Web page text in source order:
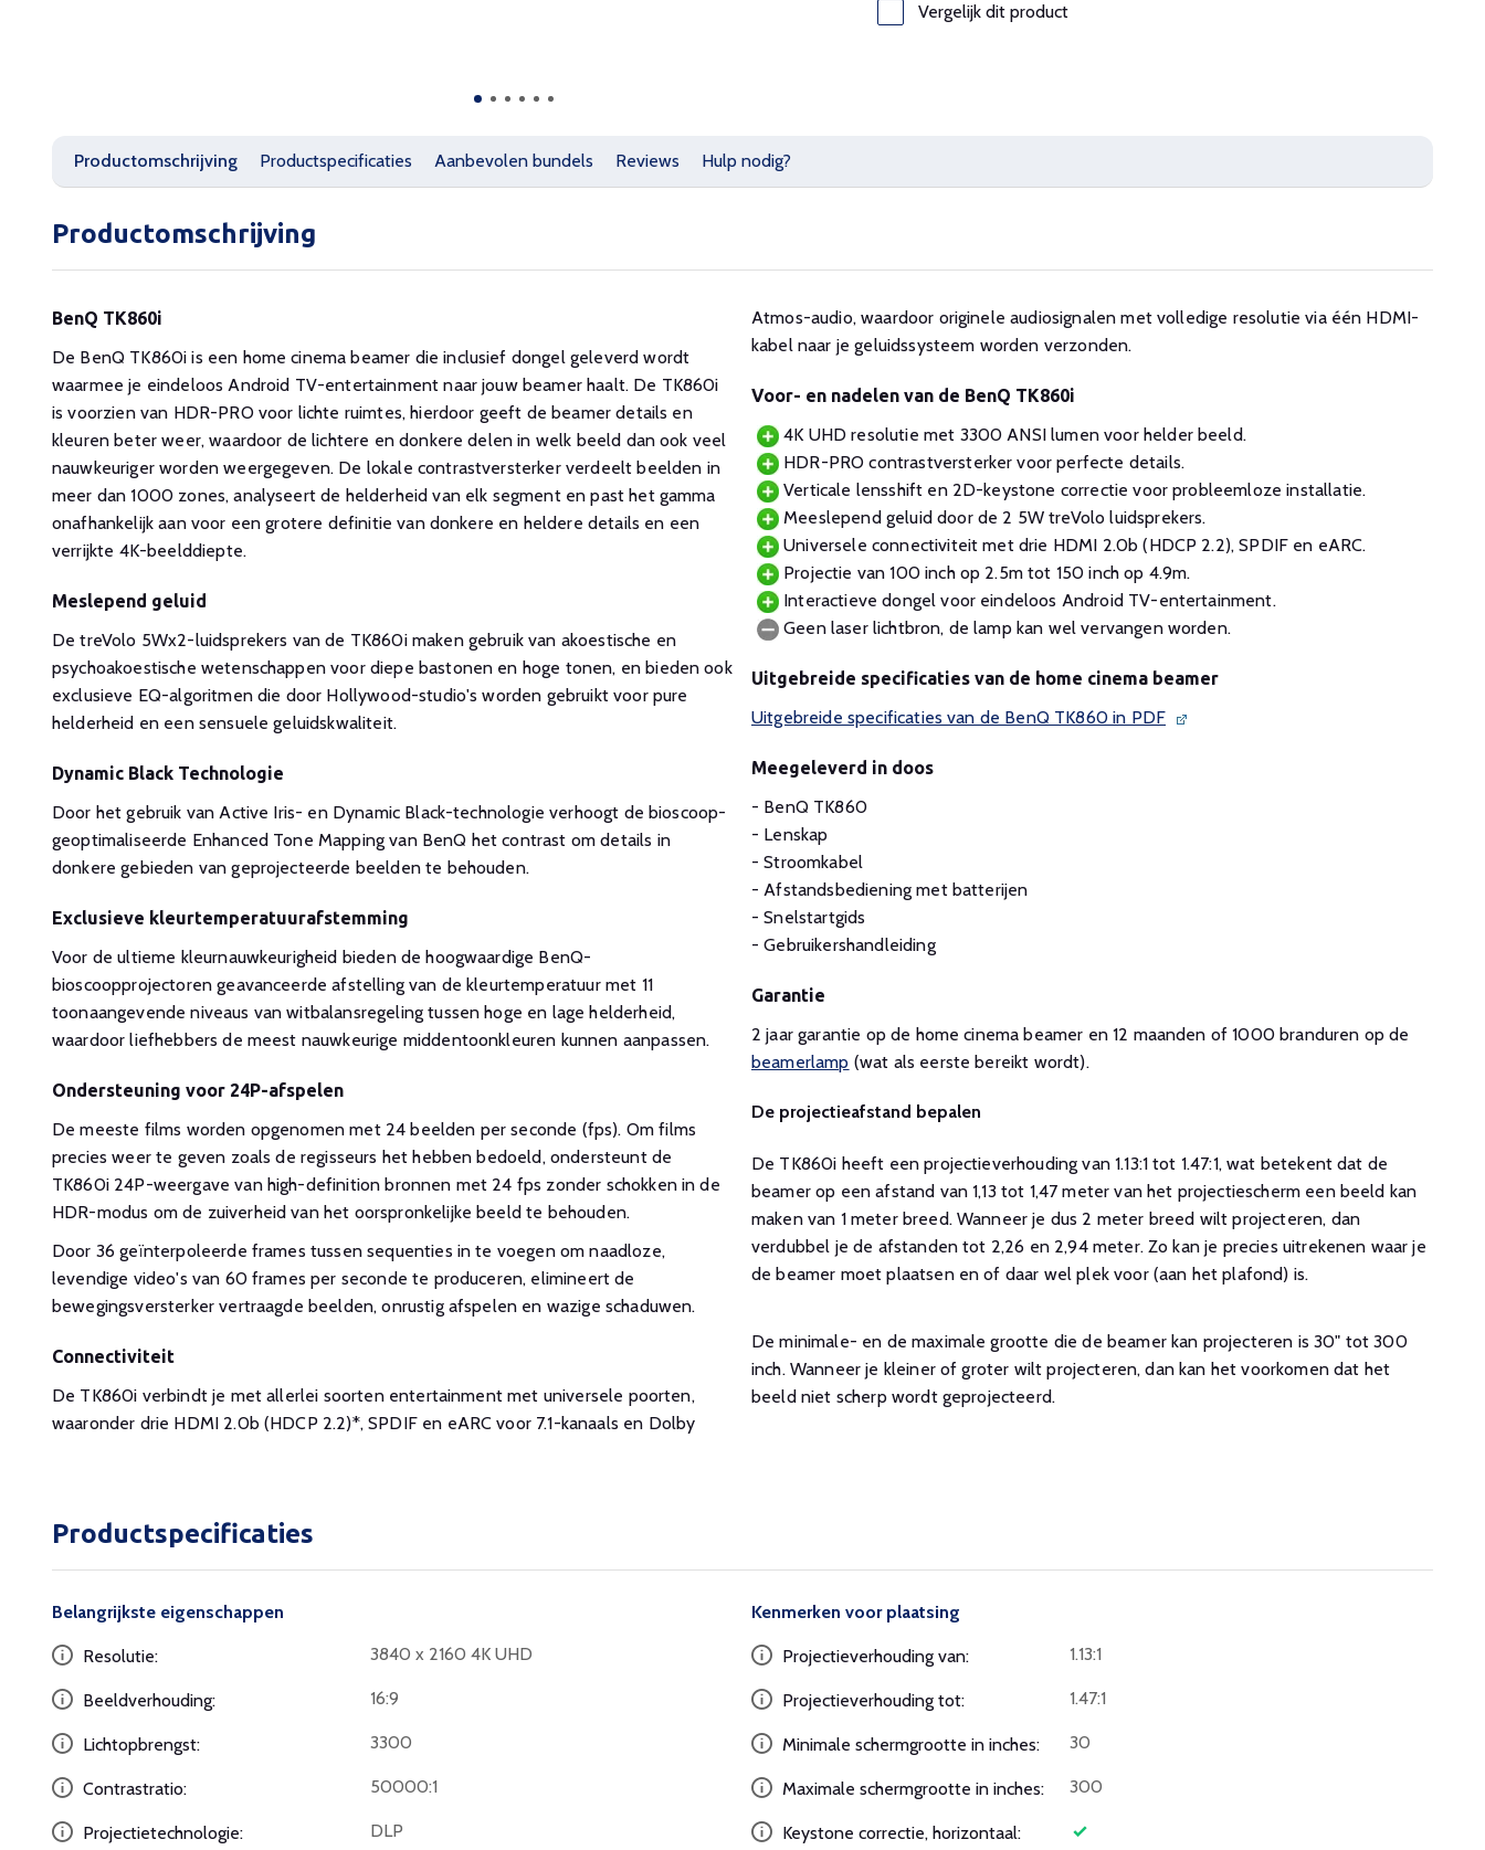
Vergelijk dit product
Productomschrijving Productspecificaties Aanbevolen bundels Reviews Hulp nodig?
Productomschrijving
BenQ TK860i
De BenQ TK860i is een home cinema beamer die inclusief dongel geleverd wordt
waarmee je eindeloos Android TV-entertainment naar jouw beamer haalt. De TK860i
is voorzien van HDR-PRO voor lichte ruimtes, hierdoor geeft de beamer details en
kleuren beter weer, waardoor de lichtere en donkere delen in welk beeld dan ook veel
nauwkeuriger worden weergegeven. De lokale contrastversterker verdeelt beelden in
meer dan 1000 zones, analyseert de helderheid van elk segment en past het gamma
onafhankelijk aan voor een grotere definitie van donkere en heldere details en een
verrijkte 4K-beelddiepte.
Meslepend geluid
De treVolo 5Wx2-luidsprekers van de TK860i maken gebruik van akoestische en
psychoakoestische wetenschappen voor diepe bastonen en hoge tonen, en bieden ook
exclusieve EQ-algoritmen die door Hollywood-studio's worden gebruikt voor pure
helderheid en een sensuele geluidskwaliteit.
Dynamic Black Technologie
Door het gebruik van Active Iris- en Dynamic Black-technologie verhoogt de bioscoop-
geoptimaliseerde Enhanced Tone Mapping van BenQ het contrast om details in
donkere gebieden van geprojecteerde beelden te behouden.
Exclusieve kleurtemperatuurafstemming
Voor de ultieme kleurnauwkeurigheid bieden de hoogwaardige BenQ-
bioscoopprojectoren geavanceerde afstelling van de kleurtemperatuur met 11
toonaangevende niveaus van witbalansregeling tussen hoge en lage helderheid,
waardoor liefhebbers de meest nauwkeurige middentoonkleuren kunnen aanpassen.
Ondersteuning voor 24P-afspelen
De meeste films worden opgenomen met 24 beelden per seconde (fps). Om films
precies weer te geven zoals de regisseurs het hebben bedoeld, ondersteunt de
TK860i 24P-weergave van high-definition bronnen met 24 fps zonder schokken in de
HDR-modus om de zuiverheid van het oorspronkelijke beeld te behouden.
Door 36 geïnterpoleerde frames tussen sequenties in te voegen om naadloze,
levendige video's van 60 frames per seconde te produceren, elimineert de
bewegingsversterker vertraagde beelden, onrustig afspelen en wazige schaduwen.
Connectiviteit
De TK860i verbindt je met allerlei soorten entertainment met universele poorten,
waaronder drie HDMI 2.0b (HDCP 2.2)*, SPDIF en eARC voor 7.1-kanaals en Dolby
Atmos-audio, waardoor originele audiosignalen met volledige resolutie via één HDMI-
kabel naar je geluidssysteem worden verzonden.
Voor- en nadelen van de BenQ TK860i
4K UHD resolutie met 3300 ANSI lumen voor helder beeld.
HDR-PRO contrastversterker voor perfecte details.
Verticale lensshift en 2D-keystone correctie voor probleemloze installatie.
Meeslepend geluid door de 2 5W treVolo luidsprekers.
Universele connectiviteit met drie HDMI 2.0b (HDCP 2.2), SPDIF en eARC.
Projectie van 100 inch op 2.5m tot 150 inch op 4.9m.
Interactieve dongel voor eindeloos Android TV-entertainment.
Geen laser lichtbron, de lamp kan wel vervangen worden.
Uitgebreide specificaties van de home cinema beamer
Uitgebreide specificaties van de BenQ TK860 in PDF
Meegeleverd in doos
- BenQ TK860
- Lenskap
- Stroomkabel
- Afstandsbediening met batterijen
- Snelstartgids
- Gebruikershandleiding
Garantie
2 jaar garantie op de home cinema beamer en 12 maanden of 1000 branduren op de
beamerlamp (wat als eerste bereikt wordt).
De projectieafstand bepalen
De TK860i heeft een projectieverhouding van 1.13:1 tot 1.47:1, wat betekent dat de
beamer op een afstand van 1,13 tot 1,47 meter van het projectiescherm een beeld kan
maken van 1 meter breed. Wanneer je dus 2 meter breed wilt projecteren, dan
verdubbel je de afstanden tot 2,26 en 2,94 meter. Zo kan je precies uitrekenen waar je
de beamer moet plaatsen en of daar wel plek voor (aan het plafond) is.
De minimale- en de maximale grootte die de beamer kan projecteren is 30" tot 300
inch. Wanneer je kleiner of groter wilt projecteren, dan kan het voorkomen dat het
beeld niet scherp wordt geprojecteerd.
Productspecificaties
Belangrijkste eigenschappen
Resolutie: 3840 x 2160 4K UHD
Beeldverhouding: 16:9
Lichtopbrengst: 3300
Contrastratio: 50000:1
Projectietechnologie: DLP
Kenmerken voor plaatsing
Projectieverhouding van: 1.13:1
Projectieverhouding tot: 1.47:1
Minimale schermgrootte in inches: 30
Maximale schermgrootte in inches: 300
Keystone correctie, horizontaal: